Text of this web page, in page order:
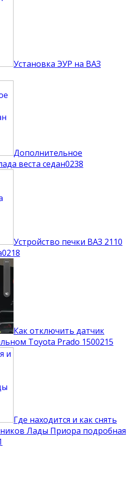
Установка ЭУР на ВАЗ
Дополнительное
веста седан0238
Устройство печки ВАЗ 2110
0218
Как отключить датчик
Toyota Prado 1500215
Где находится и как снять
Лады Приора подробная